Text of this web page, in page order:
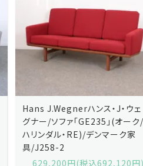
ネイルチェアー「model32」（ロ
ーズウッド/Hallingdal・YE）/デ
ンマーク家具/K252-43a
140,400円(税込154,440円)